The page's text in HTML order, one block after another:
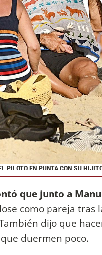
PILOTO EN PUNTA CON SU
que junto a Manu
como pareja tras
dijo que
duermen poco.